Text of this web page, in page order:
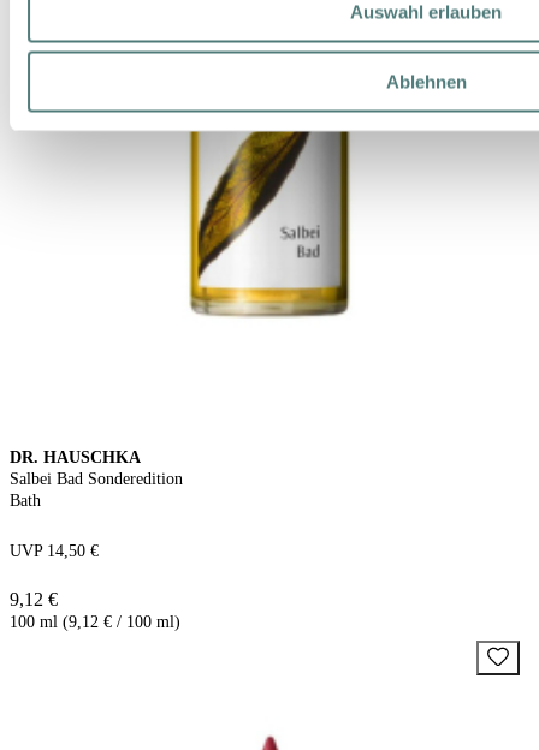
Auswahl erlauben
Ablehnen
DR. HAUSCHKA
Salbei Bad Sonderedition
Bath
UVP 14,50 €
9,12 €
100 ml (9,12 € / 100 ml)